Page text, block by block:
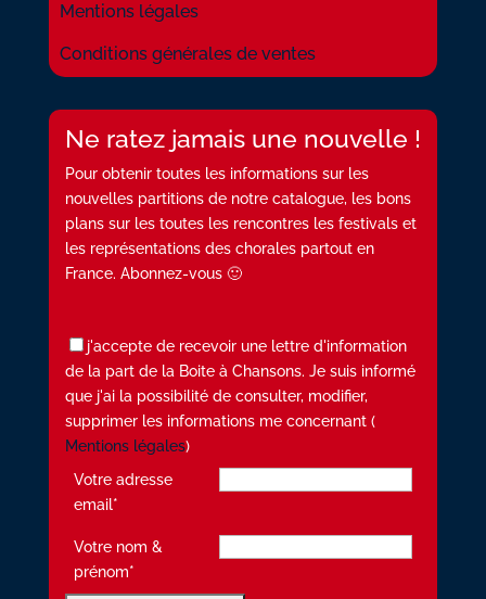
Mentions légales
Conditions générales de ventes
Ne ratez jamais une nouvelle !
Pour obtenir toutes les informations sur les
nouvelles partitions de notre catalogue, les bons
plans sur les toutes les rencontres les festivals et
les représentations des chorales partout en
France. Abonnez-vous 🙂
j'accepte de recevoir une lettre d'information
de la part de la Boite à Chansons. Je suis informé
que j'ai la possibilité de consulter, modifier,
supprimer les informations me concernant (
Mentions légales)
Votre adresse
email*
Votre nom &
prénom*